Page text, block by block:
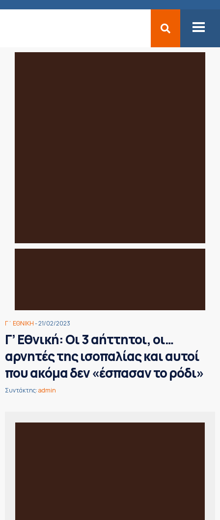
Γ΄ ΕΘΝΙΚΗ- 21/02/2023
Γ’ Εθνική: Οι 3 αήττητοι, οι…
αρνητές της ισοπαλίας και αυτοί
που ακόμα δεν «έσπασαν το ρόδι»
Συντάκτης:admin